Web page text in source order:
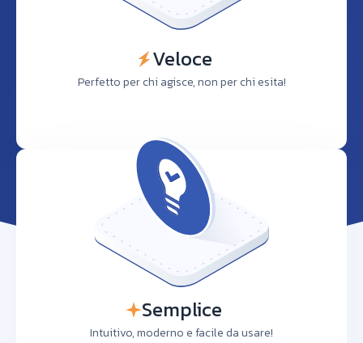
Veloce
Perfetto per chi agisce, non per chi esita!
Semplice
Intuitivo, moderno e facile da usare!